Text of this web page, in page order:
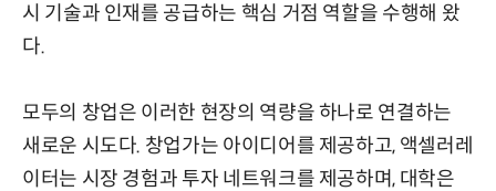
시 기술과 인재를 공급하는 핵심 거점 역할을 수행해 왔
다.
모두의 창업은 이러한 현장의 역량을 하나로 연결하는
새로운 시도다. 창업가는 아이디어를 제공하고, 액셀러레
이터는 시장 경험과 투자 네트워크를 제공하며, 대학은